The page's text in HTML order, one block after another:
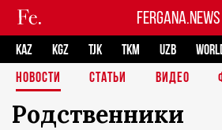
FERGANA.NEWS
KAZ KGZ TJK TKM UZB
НОВОСТИ
СТАТЬИ ВИДЕО
Родственники